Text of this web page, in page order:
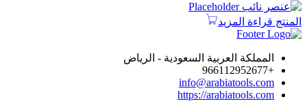
المنتج قراءة المزيد
المملكة العربية السعودية - الرياض
+966112952677
info@arabiatools.com
https://arabiatools.com